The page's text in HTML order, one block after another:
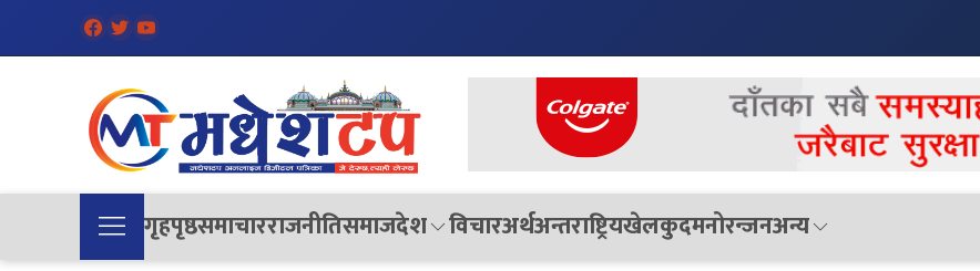
गृहपृष्ठसमाचारराजनीतिसमाजदेश विचारअर्थअन्तराष्ट्रियखेलकुदमनोरन्जनअन्य